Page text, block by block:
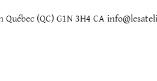
(QC) G1N 3H4 CA